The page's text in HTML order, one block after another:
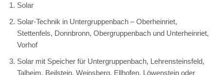
Solar
Solar-Technik in Untergruppenbach – Oberheinriet,
Stettenfels, Donnbronn, Obergruppenbach und Unterheinriet,
Vorhof
Solar mit Speicher für Untergruppenbach, Lehrensteinsfeld,
Talheim, Beilstein, Weinsberg, Ellhofen, Löwenstein oder